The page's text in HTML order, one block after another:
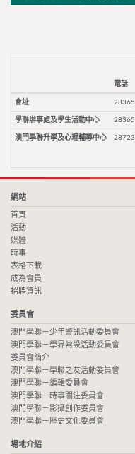
電話
會址
學聯辦事處及學生活動中心
澳門學聯升學及心理輔導中心
網站
首頁
活動
媒體
時事
表格下載
成為會員
招聘資訊
委員會
澳門學聯－少年警訊活動委員會
澳門學聯－學界常設活動委員會
委員會簡介
澳門學聯－學聯之友活動委員會
澳門學聯－編輯委員會
澳門學聯－時事關注委員會
澳門學聯－影攝創作委員會
澳門學聯－歷史文化委員會
場地介紹